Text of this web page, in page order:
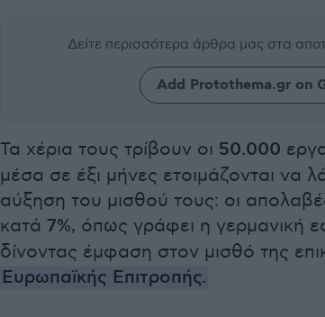
Δείτε περισσότερα άρθρα μας στα
Add Protothema.gr on
Τα χέρια τους τρίβουν οι 50.000
μέσα σε έξι μήνες ετοιμάζονται να
αύξηση του μισθού τους: οι
κατά 7%, όπως γράφει η γερμανική
δίνοντας έμφαση στον μισθό της
Ευρωπαϊκής Επιτροπής.